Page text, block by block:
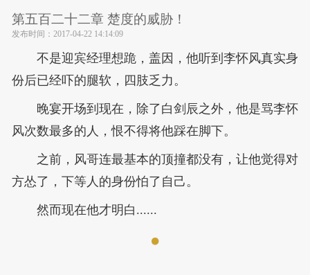
第五百二十二章 楚度的威胁！
发布时间： 2017-04-22 14:14:09
不是迎宾经理想跪，盖因，他听到李怀风真实身
份后已经吓的腿软，四肢乏力。
晚宴开场到现在，除了白剑辰之外，他是骂李怀
风次数最多的人，恨不得将他踩在脚下。
之前，风哥连最基本的顶撞都没有，让他觉得对
方怂了，下等人的身份怕了自己。
然而现在他才明白......